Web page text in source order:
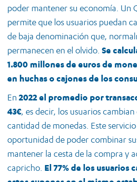
poder mantener su economía. Un
permite que los usuarios puedan
de baja denominación que,
permanecen en el olvido. Se
1.800 millones de euros de
en huchas o cajones de los
En 2022 el promedio por
43€, es decir, los usuarios cambian
cantidad de monedas. Este servicio
oportunidad de poder combinar
mantener la cesta de la compra y
capricho. El 77% de los usuarios